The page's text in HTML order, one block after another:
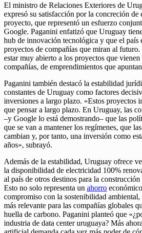
El ministro de Relaciones Exteriores de
expresó su satisfacción por la concreción de
proyecto, que representó un esfuerzo
Google. Paganini enfatizó que Uruguay
hub de innovación tecnológica y que el país
proyectos de compañías que miran al
estar muy abierto a los proyectos que vienen
compañías, de emprendimientos que
Paganini también destacó la estabilidad
constantes de Uruguay como factores
inversiones a largo plazo. «Estos proyectos
que pensar a largo plazo. En Uruguay, las
–y Google lo está demostrando– que las
que se van a mantener los regímenes, que
cambian y, por tanto, una inversión como
años», subrayó.
Además de la estabilidad, Uruguay ofrece
la disponibilidad de electricidad 100%
al país de otros destinos para la construcción
Esto no solo representa un ahorro
compromiso con la sostenibilidad ambiental,
más relevante para las compañías globales
huella de carbono. Paganini planteó que
industria de data center uruguaya? Más